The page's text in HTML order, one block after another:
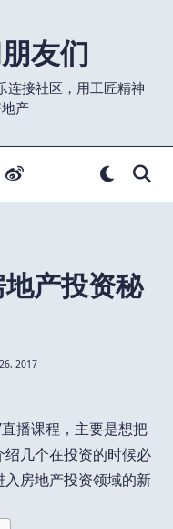
友们
连接社区，用工匠精神
产
产投资秘
2017
播课程，主要是想把
几个在投资的时候必
房地产投资领域的新